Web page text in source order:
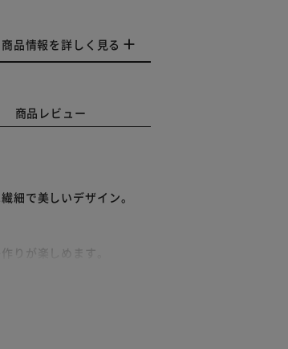
商品情報を詳しく見る
商品レビュー
細で美しいデザイン。
りが楽しめます。
ぶと、ごっこ遊びが更に